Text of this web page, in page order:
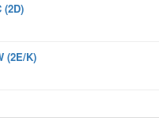
(2D)
(2E/K)